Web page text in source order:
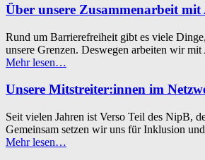
einfacher
Sprache”
Über unsere Zusammenarbeit mit
Rund um Barrierefreiheit gibt es viele
unsere Grenzen. Deswegen arbeiten wir
Mehr lesen
Zusammenarbeit
A11y
Design”
…
Unsere Mitstreiter:innen im
Seit vielen Jahren ist Verso Teil des NipB,
Gemeinsam setzen wir uns für Inklusion
Mehr lesen…